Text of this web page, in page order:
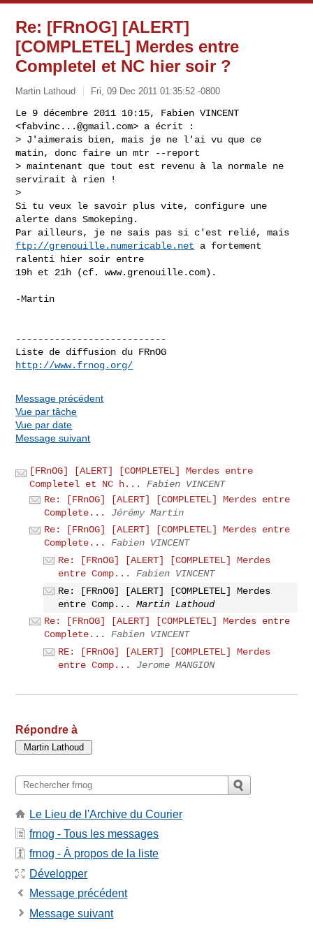
Re: [FRnOG] [ALERT]
[COMPLETEL] Merdes entre
Completel et NC hier soir ?
Martin Lathoud Fri, 09 Dec 2011 01:35:52 -0800
Le 9 décembre 2011 10:15, Fabien VINCENT
<fabvinc...@gmail.com> a écrit :
> J'aimerais bien, mais je ne l'ai vu que ce
matin, donc faire un mtr --report
> maintenant que tout est revenu à la normale ne
servirait à rien !
>
Si tu veux le savoir plus vite, configure une
alerte dans Smokeping.
ftp://grenouille.numericable.net a fortement
ralenti hier soir entre
19h et 21h (cf. www.grenouille.com).
-Martin
---------------------------
http://www.frnog.org/
Message précédent
Vue par tâche
Vue par date
Message suivant
[FRnOG] [ALERT] [COMPLETEL] Merdes entre
Completel et NC h...
Fabien VINCENT
Re: [FRnOG] [ALERT] [COMPLETEL] Merdes entre
Complete...
Jérémy Martin
Re: [FRnOG] [ALERT] [COMPLETEL] Merdes entre
Complete...
Fabien VINCENT
Re: [FRnOG] [ALERT] [COMPLETEL] Merdes
entre Comp...
Fabien VINCENT
Re: [FRnOG] [ALERT] [COMPLETEL] Merdes
entre Comp...
Martin Lathoud
Re: [FRnOG] [ALERT] [COMPLETEL] Merdes entre
Complete...
Fabien VINCENT
RE: [FRnOG] [ALERT] [COMPLETEL] Merdes
entre Comp...
Jerome MANGION
Répondre à
Le Lieu de l'Archive du Courier
frnog - Tous les messages
frnog - À propos de la liste
Développer
Message précédent
Message suivant